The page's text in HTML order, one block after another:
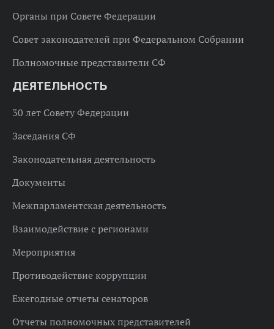
Органы при Совете Федерации
Совет законодателей при Федеральном Собрании
Полномочные представители СФ
ДЕЯТЕЛЬНОСТЬ
30 лет Совету Федерации
Заседания СФ
Законодательная деятельность
Документы
Межпарламентская деятельность
Взаимодействие с регионами
Мероприятия
Противодействие коррупции
Ежегодные отчеты сенаторов
Отчеты полномочных представителей